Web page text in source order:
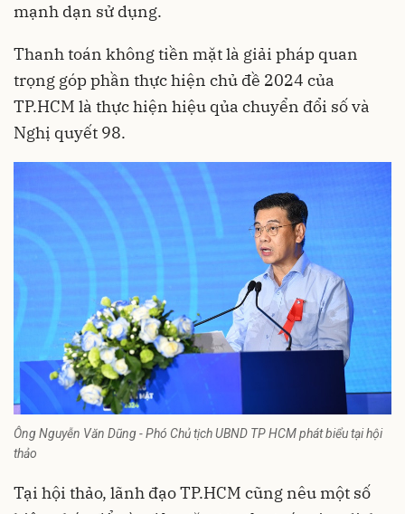
mạnh dạn sử dụng.
Thanh toán không tiền mặt là giải pháp quan
trọng góp phần thực hiện chủ đề 2024 của
TP.HCM là thực hiện hiệu qủa chuyển đổi số và
Nghị quyết 98.
Ông Nguyễn Văn Dũng - Phó Chủ tịch UBND TP HCM phát biểu tại hội
thảo
Tại hội thảo, lãnh đạo TP.HCM cũng nêu một số